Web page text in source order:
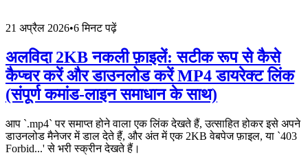
21 अप्रैल 2026•6 मिनट पढ़ें
अलविदा 2KB नकली फ़ाइलें: सटीक रूप से कैसे
कैप्चर करें और डाउनलोड करें MP4 डायरेक्ट लिंक
(संपूर्ण कमांड-लाइन समाधान के साथ)
आप `.mp4` पर समाप्त होने वाला एक लिंक देखते हैं, उत्साहित होकर इसे अपने
डाउनलोड मैनेजर में डाल देते हैं, और अंत में एक 2KB वेबपेज फ़ाइल, या `403
Forbid...' से भरी स्क्रीन देखते हैं।